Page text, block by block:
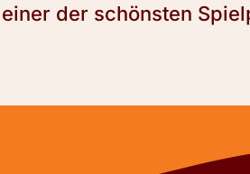
der schönsten